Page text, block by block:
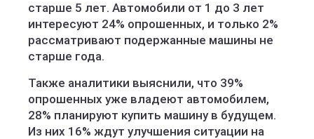
старше 5 лет. Автомобили от 1 до 3 лет
интересуют 24% опрошенных, и только 2%
рассматривают подержанные машины не
старше года.
Также аналитики выяснили, что 39%
опрошенных уже владеют автомобилем,
28% планируют купить машину в будущем.
Из них 16% ждут улучшения ситуации на